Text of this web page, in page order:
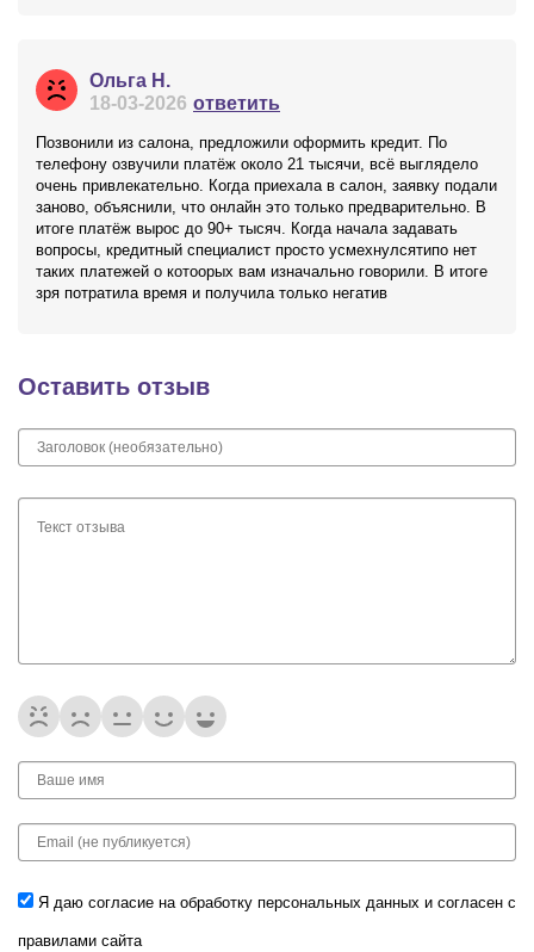
Ольга Н.
18-03-2026 ответить
Позвонили из салона, предложили оформить кредит. По
телефону озвучили платёж около 21 тысячи, всё выглядело
очень привлекательно. Когда приехала в салон, заявку подали
заново, объяснили, что онлайн это только предварительно. В
итоге платёж вырос до 90+ тысяч. Когда начала задавать
вопросы, кредитный специалист просто усмехнулсятипо нет
таких платежей о котоорых вам изначально говорили. В итоге
зря потратила время и получила только негатив
Оставить отзыв
Я даю согласие на обработку персональных данных и согласен с
правилами сайта